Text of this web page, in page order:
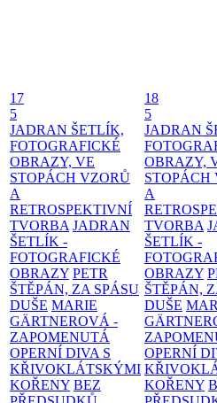
17
5
JADRAN ŠETLÍK,
FOTOGRAFICKÉ
OBRAZY, VE
STOPÁCH VZORŮ
A
RETROSPEKTIVNÍ
TVORBA JADRAN
ŠETLÍK -
FOTOGRAFICKÉ
OBRAZY PETR
ŠTĚPÁN, ZA SPÁSU
DUŠE MARIE
GÄRTNEROVÁ -
ZAPOMENUTÁ
OPERNÍ DIVA S
KŘIVOKLÁTSKÝMI
KOŘENY BEZ
18
5
JADRAN
OBRAZY,
STOPÁCH
A
TVORBA
ŠETLÍK -
OBRAZY
ŠTĚPÁN,
DUŠE
OPERNÍ
KOŘENY